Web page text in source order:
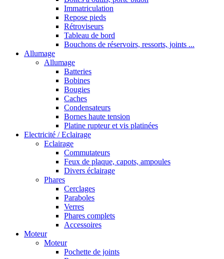
Immatriculation
Repose pieds
Rétroviseurs
Tableau de bord
Bouchons de réservoirs, ressorts, joints ...
Allumage
Allumage
Batteries
Bobines
Bougies
Caches
Condensateurs
Bornes haute tension
Platine rupteur et vis platinées
Electricité / Eclairage
Eclairage
Commutateurs
Feux de plaque, capots, ampoules
Divers éclairage
Phares
Cerclages
Paraboles
Verres
Phares complets
Accessoires
Moteur
Moteur
Pochette de joints